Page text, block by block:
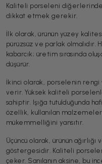
Kaliteli porseleni
dikkat etmek gerekir.
İlk olarak, ürünün yüzey
pürüzsüz ve parlak
kabarcık; üretim sırasında
düşürür.
İkinci olarak, porselenin rengi
verir. Yüksek kaliteli
sahiptir. Işığa tutulduğunda
özellik, kullanılan
mükemmelliğini yansıtır.
Üçüncü olarak, ürünün
göstergesidir. Kaliteli
çeker. Sanılanın aksine, bu